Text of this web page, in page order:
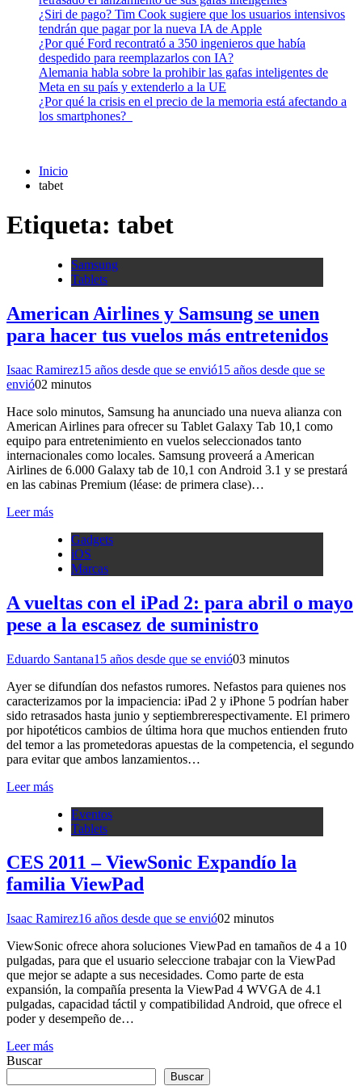
¿Siri de pago? Tim Cook sugiere que los usuarios intensivos
tendrán que pagar por la nueva IA de Apple
¿Por qué Ford recontrató a 350 ingenieros que había
despedido para reemplazarlos con IA?
Alemania habla sobre la prohibir las gafas inteligentes de
Meta en su país y extenderlo a la UE
¿Por qué la crisis en el precio de la memoria está afectando a
los smartphones?
Inicio
tabet
Etiqueta: tabet
Samsung
Tablets
American Airlines y Samsung se unen
para hacer tus vuelos más entretenidos
Isaac Ramirez15 años desde que se envió15 años desde que se
envió02 minutos
Hace solo minutos, Samsung ha anunciado una nueva alianza con
American Airlines para ofrecer su Tablet Galaxy Tab 10,1 como
equipo para entretenimiento en vuelos seleccionados tanto
internacionales como locales. Samsung proveerá a American
Airlines de 6.000 Galaxy tab de 10,1 con Android 3.1 y se prestará
en las cabinas Premium (léase: de primera clase)…
Leer más
Gadgets
iOS
Marcas
A vueltas con el iPad 2: para abril o mayo
pese a la escasez de suministro
Eduardo Santana15 años desde que se envió03 minutos
Ayer se difundían dos nefastos rumores. Nefastos para quienes nos
caracterizamos por la impaciencia: iPad 2 y iPhone 5 podrían haber
sido retrasados hasta junio y septiembrerespectivamente. El primero
por hipotéticos cambios de última hora que muchos entienden fruto
del temor a las prometedoras apuestas de la competencia, el segundo
para evitar que ambos lanzamientos…
Leer más
Eventos
Tablets
CES 2011 – ViewSonic Expandío la
familia ViewPad
Isaac Ramirez16 años desde que se envió02 minutos
ViewSonic ofrece ahora soluciones ViewPad en tamaños de 4 a 10
pulgadas, para que el usuario seleccione trabajar con la ViewPad
que mejor se adapte a sus necesidades. Como parte de esta
expansión, la compañía presenta la ViewPad 4 WVGA de 4.1
pulgadas, capacidad táctil y compatibilidad Android, que ofrece el
poder y desempeño de…
Leer más
Buscar
Buscar